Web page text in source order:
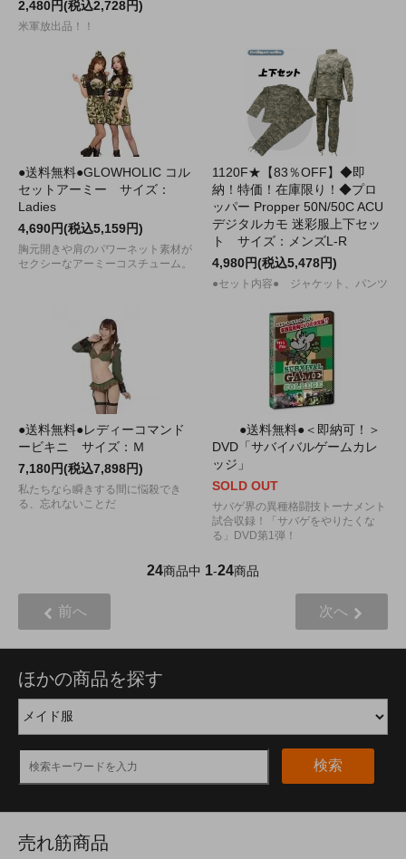
2,480円(税込2,728円)
米軍放出品！！
●送料無料●GLOWHOLIC コル
セットアーミー サイズ：
Ladies
4,690円(税込5,159円)
胸元開きや肩のパワーネット素材が
セクシーなアーミーコスチューム。
1120F★【83％OFF】◆即
納！特価！在庫限り！◆プロ
ッパー Propper 50N/50C ACU
デジタルカモ 迷彩服上下セッ
ト サイズ：メンズL-R
4,980円(税込5,478円)
●セット内容● ジャケット、パンツ
●送料無料●レディーコマンド
ービキニ サイズ：Ｍ
7,180円(税込7,898円)
私たちなら瞬きする間に悩殺でき
る、忘れないことだ
●送料無料●＜即納可！＞
DVD「サバイバルゲームカレ
ッジ」
SOLD OUT
サバゲ界の異種格闘技トーナメント
試合収録！「サバゲをやりたくな
る」DVD第1弾！
24商品中 1-24商品
前へ 次へ
ほかの商品を探す
検索
売れ筋商品